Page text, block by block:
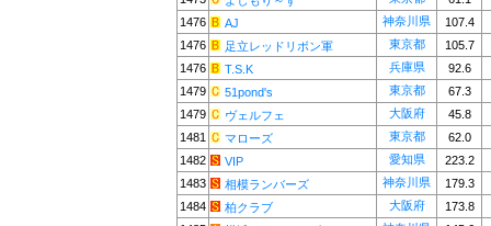
1476
AJ 神奈川県
107.4
1476
足立レッドリボン軍 東京都
105.7
1476
T.S.K 兵庫県
92.6
1479
51pond's 東京都
67.3
1479
ヴェルフェ 大阪府
45.8
1481
マローズ 東京都
62.0
1482
VIP 愛知県
223.2
1483
相模ランバーズ 神奈川県
179.3
1484
柏クラブ 大阪府
173.8